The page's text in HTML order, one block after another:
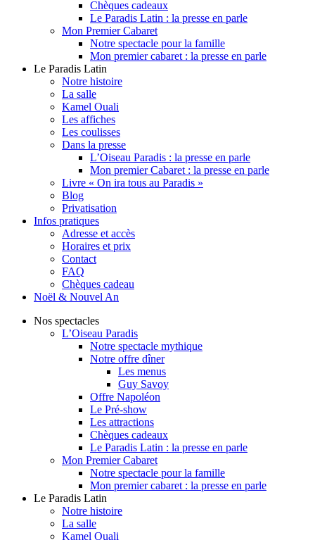
Chèques cadeaux
Le Paradis Latin : la presse en parle
Mon Premier Cabaret
Notre spectacle pour la famille
Mon premier cabaret : la presse en parle
Le Paradis Latin
Notre histoire
La salle
Kamel Ouali
Les affiches
Les coulisses
Dans la presse
L’Oiseau Paradis : la presse en parle
Mon premier Cabaret : la presse en parle
Livre « On ira tous au Paradis »
Blog
Privatisation
Infos pratiques
Adresse et accès
Horaires et prix
Contact
FAQ
Chèques cadeau
Noël & Nouvel An
Nos spectacles
L’Oiseau Paradis
Notre spectacle mythique
Notre offre dîner
Les menus
Guy Savoy
Offre Napoléon
Le Pré-show
Les attractions
Chèques cadeaux
Le Paradis Latin : la presse en parle
Mon Premier Cabaret
Notre spectacle pour la famille
Mon premier cabaret : la presse en parle
Le Paradis Latin
Notre histoire
La salle
Kamel Ouali